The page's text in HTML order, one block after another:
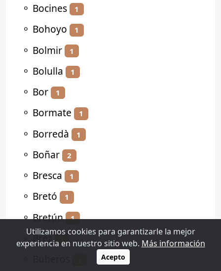
⚬ Bocines 1
⚬ Bohoyo 1
⚬ Bolmir 1
⚬ Bolulla 1
⚬ Bor 1
⚬ Bormate 1
⚬ Borredà 1
⚬ Boñar 2
⚬ Bresca 1
⚬ Bretó 1
⚬Bretún 1
⚬Brez
Utilizamos cookies para garantizarle la mejor
experiencia en nuestro sitio web. Más información
Acepto